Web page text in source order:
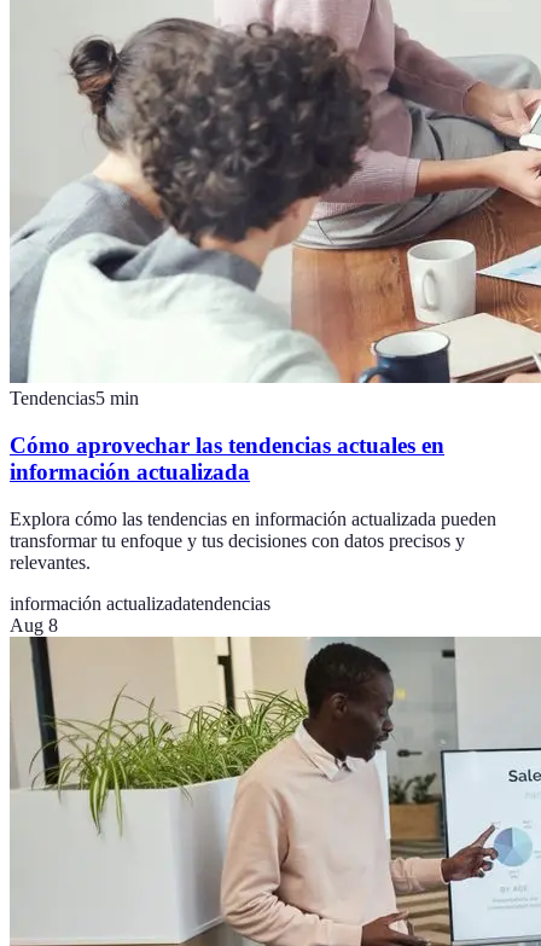
Tendencias5 min
Cómo aprovechar las tendencias actuales en
información actualizada
Explora cómo las tendencias en información actualizada pueden
transformar tu enfoque y tus decisiones con datos precisos y
relevantes.
información actualizadatendencias
Aug 8